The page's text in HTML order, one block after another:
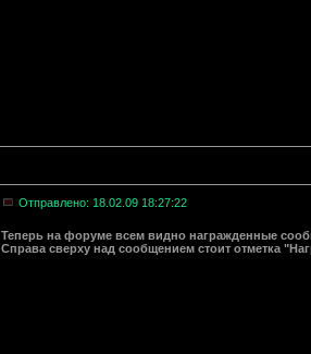
Отправлено: 18.02.09 18:27:22
Теперь на форуме всем видно награжденные
Справа сверху над сообщением стоит отметка